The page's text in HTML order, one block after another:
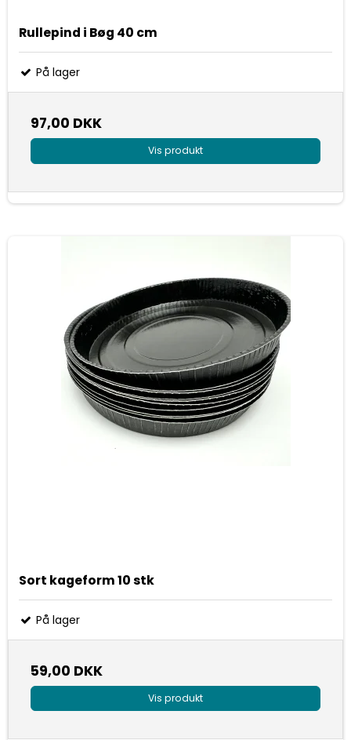
Rullepind i Bøg 40 cm
På lager
97,00 DKK
Vis produkt
Sort kageform 10 stk
På lager
59,00 DKK
Vis produkt